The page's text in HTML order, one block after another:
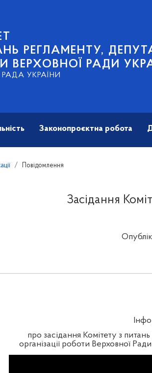
РЕГЛАМЕНТУ,
ВЕРХОВНОЇ РАДИ
УКРАЇНИ
Законопроєктна робота
Повідомлення
Засідання
про засідання Комітету з
організації роботи Верховної